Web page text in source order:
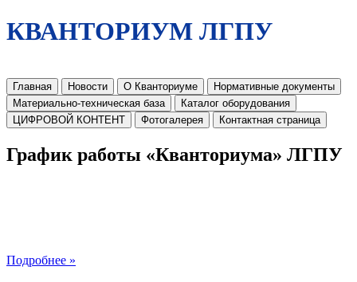
КВАНТОРИУМ ЛГПУ
Главная Новости О Кванториуме
Нормативные документы
Материально-техническая база
Каталог оборудования
ЦИФРОВОЙ КОНТЕНТ
Фотогалерея Контактная страница
График работы «Кванториума» ЛГПУ
Подробнее »